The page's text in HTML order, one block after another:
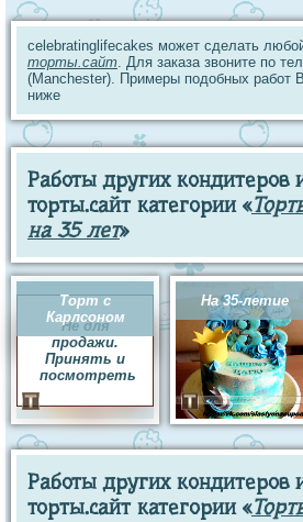
celebratinglifecakes может сделать
торты.сайт. Для заказа звоните по
(Manchester). Примеры подобных работ
ниже
Работы других кондитеров
торты.сайт категории «
на 35 лет»
Торт с
Карлсоном
Не для
продажи.
Принять и
посмотреть
На 35-летие
Работы других кондитеров
торты.сайт категории «